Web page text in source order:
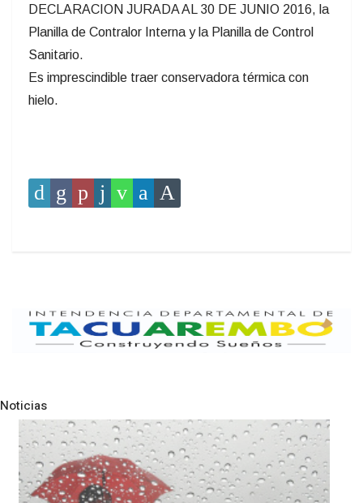
DECLARACION JURADA AL 30 DE JUNIO 2016, la
Planilla de Contralor Interna y la Planilla de Control
Sanitario.
Es imprescindible traer conservadora térmica con
hielo.
Noticias
Clases de Muai Thai en Complejo
Charrúa
NOTICIAS